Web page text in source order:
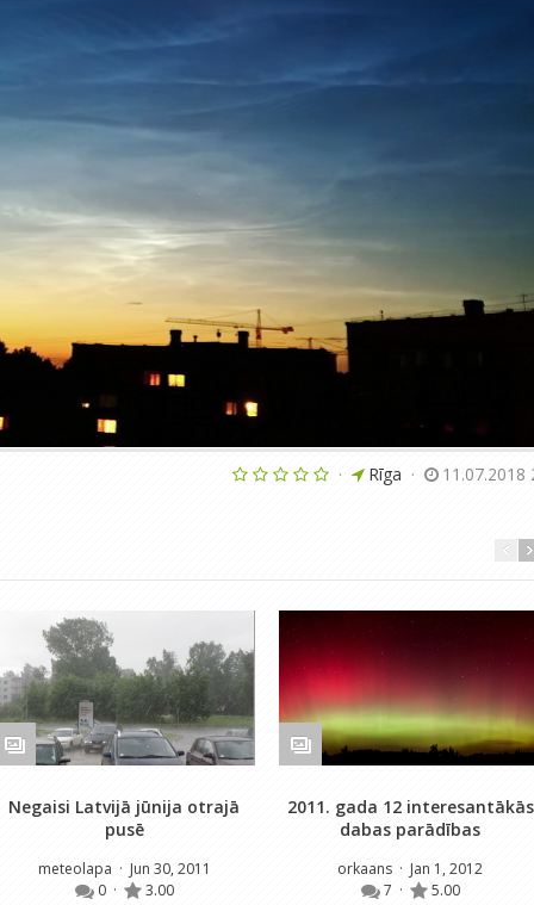
· Rīga · 11.07.2018
Negaisi Latvijā jūnija otrajā
pusē
meteolapa · Jun 30, 2011
0 · 3.00
2011. gada 12 interesantākās
dabas parādības
orkaans · Jan 1, 2012
7 · 5.00